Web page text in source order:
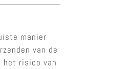
manier
van de
het risico van